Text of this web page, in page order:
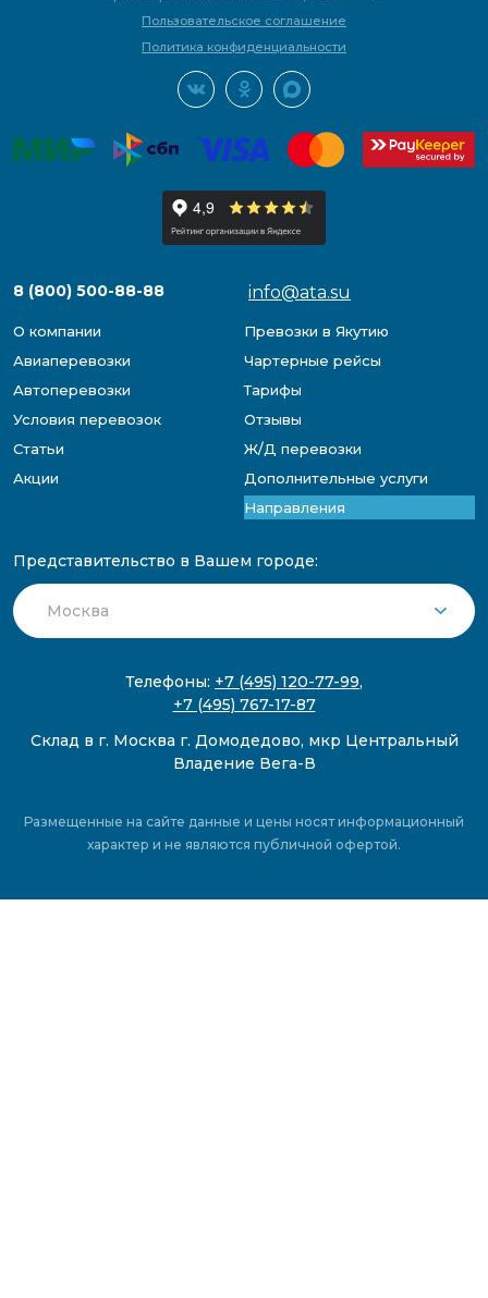
Пользовательское соглашение
Политика конфиденциальности
8 (800) 500-88-88 info@ata.su
О компании
Превозки в Якутию
Авиаперевозки
Чартерные рейсы
Автоперевозки
Тарифы
Условия перевозок
Отзывы
Статьи
Ж/Д перевозки
Акции
Дополнительные услуги
Направления
Представительство в Вашем городе:
Телефоны: +7 (495) 120-77-99,
+7 (495) 767-17-87
Склад в г. Москва г. Домодедово, мкр Центральный
Владение Вега-В
Размещенные на сайте данные и цены носят информационный
характер и не являются публичной офертой.